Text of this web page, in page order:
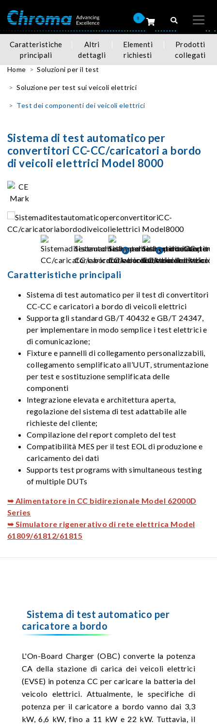
0
Caratteristiche
principali
Altri
dettagli
Elementi
richiesti
Prodotti
collegati
Home Soluzioni per il test
Soluzione per test sui veicoli elettrici
Test dei componenti dei veicoli elettrici
Sistema di test automatico per
convertitori CC-CC/caricatori a bordo
di veicoli elettrici Model 8000
Caratteristiche principali
Sistema di test automatico per il test di convertitori
CC-CC e caricatori a bordo di veicoli elettrici
Supporta gli standard GB/T 40432 e GB/T 24347,
per implementare in modo semplice i test elettrici e
di comunicazione;
Fixture e pannelli di collegamento personalizzabili,
collegamento semplificato all’UUT, strumentazione
per test e sostituzione semplificata delle
componenti
Integrazione elevata e architettura aperta,
regolazione del sistema di test adattabile alle
richieste del cliente;
Compilazione del report completo del test
Compatibilità MES per il test EOL di produzione e
caricamento dei dati
Supports test programs with simultaneous testing
of multiple DUTs
➥ Alimentatore in CC bidirezionale Model 62000D
Series
➥ Simulatore rigenerativo di rete elettrica Model
61809/61812/61815
Sistema di test automatico per
caricatore a bordo
L'On-Board Charger (OBC) converte la potenza
CA della stazione di carica dei veicoli elettrici
(EVSE) in potenza CC per caricare la batteria del
veicolo elettrici. Attualmente, le specifiche di
potenza per il caricatore a bordo vanno dai 3,3
kW, 6,6 kW, fino a 11 kW e 22 kW. Tuttavia, il